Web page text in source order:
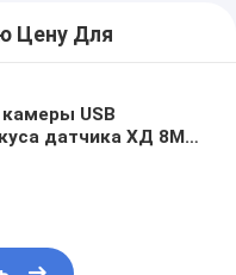
Цену Для
USB
датчика ХД 8МП